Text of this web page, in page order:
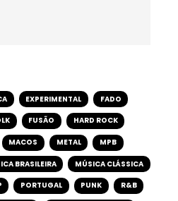
EXPERIMENTAL FADO
FUSÃO HARD ROCK
MACOS METAL MPB
BRASILEIRA MÚSICA CLÁSSICA
PORTUGAL PUNK R&B